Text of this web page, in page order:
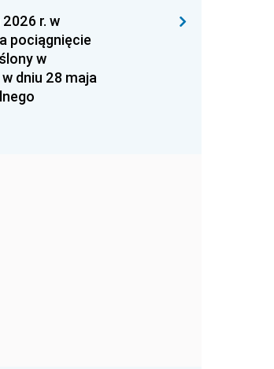
2026 r. w
pociągnięcie
w
dniu 28 maja